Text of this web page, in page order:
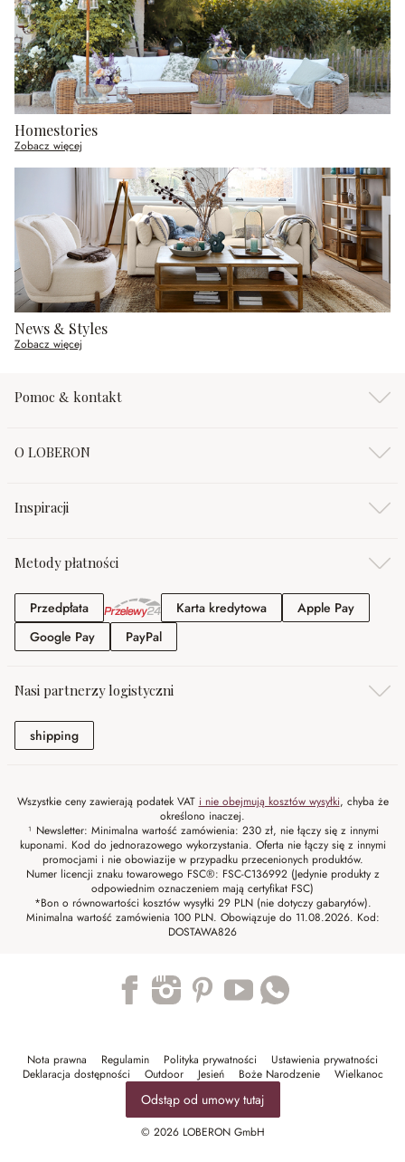
Homestories
Zobacz więcej
News & Styles
Zobacz więcej
Pomoc & kontakt
O LOBERON
Inspiracji
Metody płatności
PrzedpłataPrzedpłata Karta kredytowaKarta kredytowa
Apple PayApple
Google PayGoogle Pay
PayPalPayPal
Nasi partnerzy logistyczni
shippingshipping
Wszystkie ceny zawierają podatek VAT i nie obejmują kosztów wysyłki, chyba że
określono inaczej.
¹ Newsletter: Minimalna wartość zamówienia: 230 zł, nie łączy się z innymi
kuponami. Kod do jednorazowego wykorzystania. Oferta nie łączy się z innymi
promocjami i nie obowiazije w przypadku przecenionych produktów.
Numer licencji znaku towarowego FSC®: FSC-C136992 (Jedynie produkty z
odpowiednim oznaczeniem mają certyfikat FSC)
*Bon o równowartości kosztów wysyłki 29 PLN (nie dotyczy gabarytów).
Minimalna wartość zamówienia 100 PLN. Obowiązuje do 11.08.2026. Kod:
DOSTAWA826
Nota prawna Regulamin Polityka prywatności
Ustawienia prywatności
Deklaracja dostępności
Outdoor Jesień Boże Narodzenie Wielkanoc
Odstąp od umowy tutaj
© 2026 LOBERON GmbH